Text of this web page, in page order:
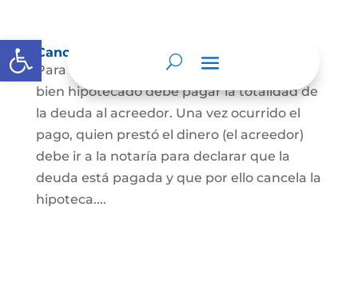
Abrir barra de herramientas
Cancelación de Hipoteca
Para cancelar una hipoteca, el dueño del
bien hipotecado debe pagar la totalidad de
la deuda al acreedor. Una vez ocurrido el
pago, quien prestó el dinero (el acreedor)
debe ir a la notaría para declarar que la
deuda está pagada y que por ello cancela la
hipoteca....